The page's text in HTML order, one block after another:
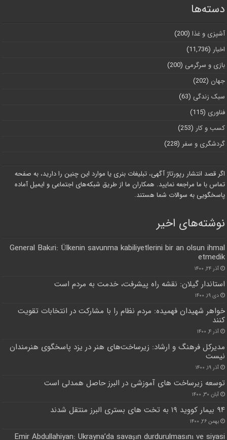
دسته‌ها
آشپزی و غذا (200)
اخبار (11,736)
بازی و سرگرمی (200)
جهان (202)
سبک زندگی (63)
فناوری (115)
کسب و کار (253)
گردشگری و سفر (228)
اگر قصد انتشار رپورتاژ آگهی، تبلیغات بنری یا موارد این چنین را دارید، به صفحه
تماس با ما مراجعه نمایید. همکاران ما از طریق شبکه‌های اجتماعی و ایمیل آماده
پاسخگویی به سوالات شما هستند.
نوشته‌های اخیر
General Bakıri: Ülkenin savunma kabiliyetlerini bir an olsun ihmal
etmedik
آذر ۲۴, ۱۴۰۰
استاندار گیلان: نقشه راه پیشرفت، خدمت به مردم است
دی ۱۹, ۱۴۰۰
خواهر شهیدان فهمیده: مردم نظام را با مشارکت در انتخابات تقویت
کنند
آذر ۴, ۱۴۰۰
مدیرکل فرهنگ و ارشاد: زیرساخت‌های هنر در یزد پاسخگوی هنرمندان
نیست
آذر ۱۹, ۱۴۰۰
توسعه زیرساخت های آموزشی در البرز حاصل همدلی است
آبان ۳۰, ۱۴۰۰
۹۴ بیمار کووید ۱۹ به تخت های بستری البرز منتقل شدند
بهمن ۲۶, ۱۴۰۰
Emir Abdullahiyan: Ukrayna’da savaşın durdurulmasını ve siyasi